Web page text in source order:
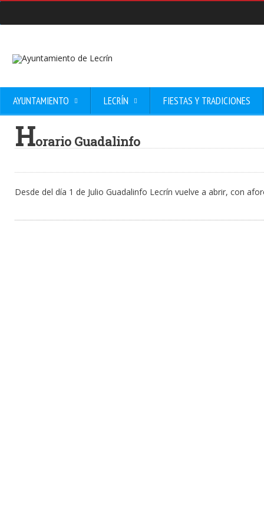
AYUNTAMIENTO LECRÍN FIESTAS Y TRADICIONES
Horario Guadalinfo
Desde del día 1 de Julio Guadalinfo Lecrín vuelve a abrir, con